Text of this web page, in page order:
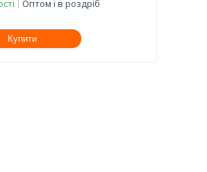
Оптом і в роздріб
Купити